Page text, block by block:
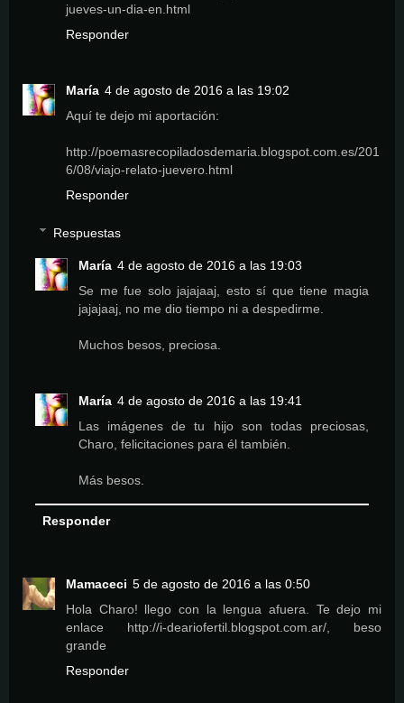
jueves-un-dia-en.html
Responder
María 4 de agosto de 2016 a las 19:02
Aquí te dejo mi aportación:
http://poemasrecopiladosdemaria.blogspot.com.es/201
6/08/viajo-relato-juevero.html
Responder
Respuestas
María 4 de agosto de 2016 a las 19:03
Se me fue solo jajajaaj, esto sí que tiene magia
jajajaaj, no me dio tiempo ni a despedirme.
Muchos besos, preciosa.
María 4 de agosto de 2016 a las 19:41
Las imágenes de tu hijo son todas preciosas,
Charo, felicitaciones para él también.
Más besos.
Responder
Mamaceci 5 de agosto de 2016 a las 0:50
Hola Charo! llego con la lengua afuera. Te dejo mi
enlace http://i-deariofertil.blogspot.com.ar/, beso
grande
Responder